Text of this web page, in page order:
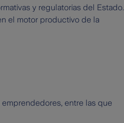
y regulatorias del Estado.
el motor productivo de la
entre las que